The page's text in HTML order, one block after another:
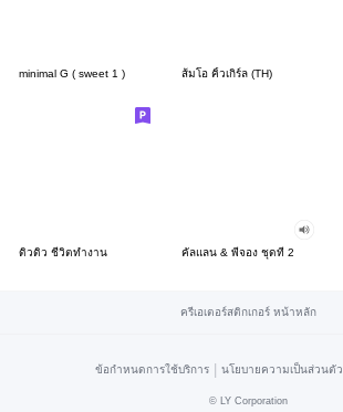
minimal G ( sweet 1 ) ส้มโอ คิ้วเกิร์ล (TH)
ดิวดิว ชีวิตทำงาน คัลแลน & พี่จอง ชุดที่ 2
ครีเอเตอร์สติกเกอร์ หน้าหลัก
ข้อกำหนดการใช้บริการ | นโยบายความเป็นส่วนตัว
© LY Corporation